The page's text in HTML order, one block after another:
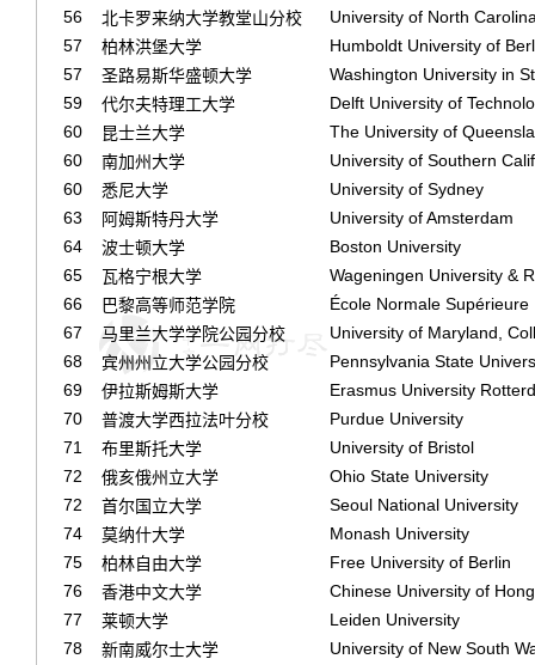
56
北卡罗来纳大学教堂山分校
University of North
57
柏林洪堡大学
Humboldt University of
57
圣路易斯华盛顿大学
Washington University in
59
代尔夫特理工大学
Delft University of
60
昆士兰大学
The University of
60
南加州大学
University of Southern
60
悉尼大学
University of Sydney
63
阿姆斯特丹大学
University of Amsterdam
64
波士顿大学
Boston University
65
瓦格宁根大学
Wageningen University &
66
巴黎高等师范学院
École Normale Supérieure
67
马里兰大学学院公园分校
University of Maryland,
68
宾州州立大学公园分校
Pennsylvania State
69
伊拉斯姆斯大学
Erasmus University
70
普渡大学西拉法叶分校
Purdue University
71
布里斯托大学
University of Bristol
72
俄亥俄州立大学
Ohio State University
72
首尔国立大学
Seoul National University
74
莫纳什大学
Monash University
75
柏林自由大学
Free University of Berlin
76
香港中文大学
Chinese University of
77
莱顿大学
Leiden University
78
新南威尔士大学
University of New South